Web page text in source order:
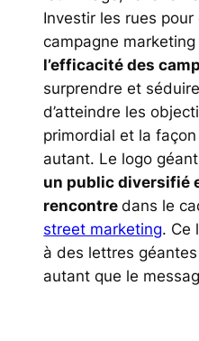
Investir les rues
campagne
l’efficacité des
surprendre et
d’atteindre les
primordial et la
autant. Le logo
un public diversifié
rencontredans le
street marketing. Ce
à des lettres
autant que le